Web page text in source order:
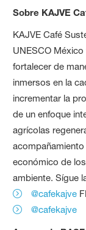
Sobre KAJVE
KAJVE Café
UNESCO
fortalecer de
inmersos en la
incrementar la
de un enfoque
agrícolas
económico de
ambiente. Sígue
@cafekajve
@cafekajve